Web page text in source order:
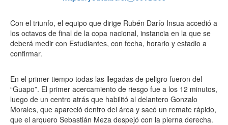
Con el triunfo, el equipo que dirige Rubén Darío Insua accedió a
los octavos de final de la copa nacional, instancia en la que se
deberá medir con Estudiantes, con fecha, horario y estadio a
confirmar.
En el primer tiempo todas las llegadas de peligro fueron del
“Guapo”. El primer acercamiento de riesgo fue a los 12 minutos,
luego de un centro atrás que habilitó al delantero Gonzalo
Morales, que apareció dentro del área y sacó un remate rápido,
que el arquero Sebastián Meza despejó con la pierna derecha.